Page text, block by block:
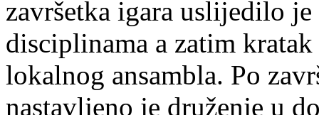
završetka igara uslijedilo
disciplinama a zatim
lokalnog ansambla. Po
nastavljeno je druženje u